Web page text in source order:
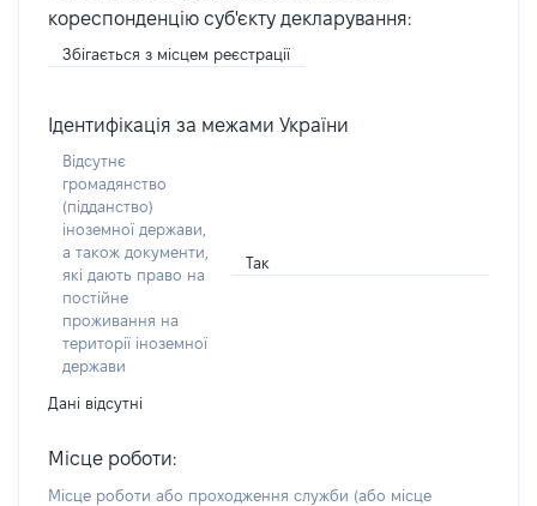
кореспонденцію суб'єкту декларування:
Збігається з місцем реєстрації
Ідентифікація за межами України
Відсутнє
громадянство
(підданство)
іноземної держави,
а також документи,
які дають право на
постійне
проживання на
території іноземної
держави
Так
Дані відсутні
Місце роботи:
Місце роботи або проходження служби (або місце